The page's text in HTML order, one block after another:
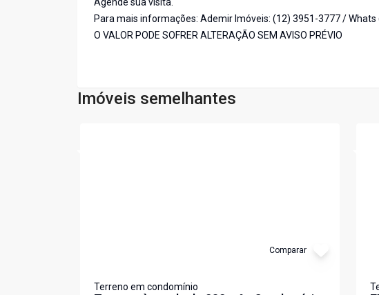
Agende sua visita.
Para mais informações: Ademir Imóveis: (12) 3951-3777 /
O VALOR PODE SOFRER ALTERAÇÃO SEM AVISO PRÉVIO
Imóveis semelhantes
Comparar
Terreno em condomínio